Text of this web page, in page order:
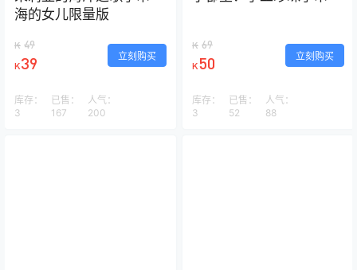
海的女儿限量版
K 49
K39 立刻购买
库存：
3
已售：
167
人气：
200
K 69
K50 立刻购买
库存：
3
已售：
52
人气：
88